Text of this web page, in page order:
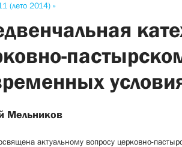
(лето 2014) »
Мельников
актуальному вопросу церковно-